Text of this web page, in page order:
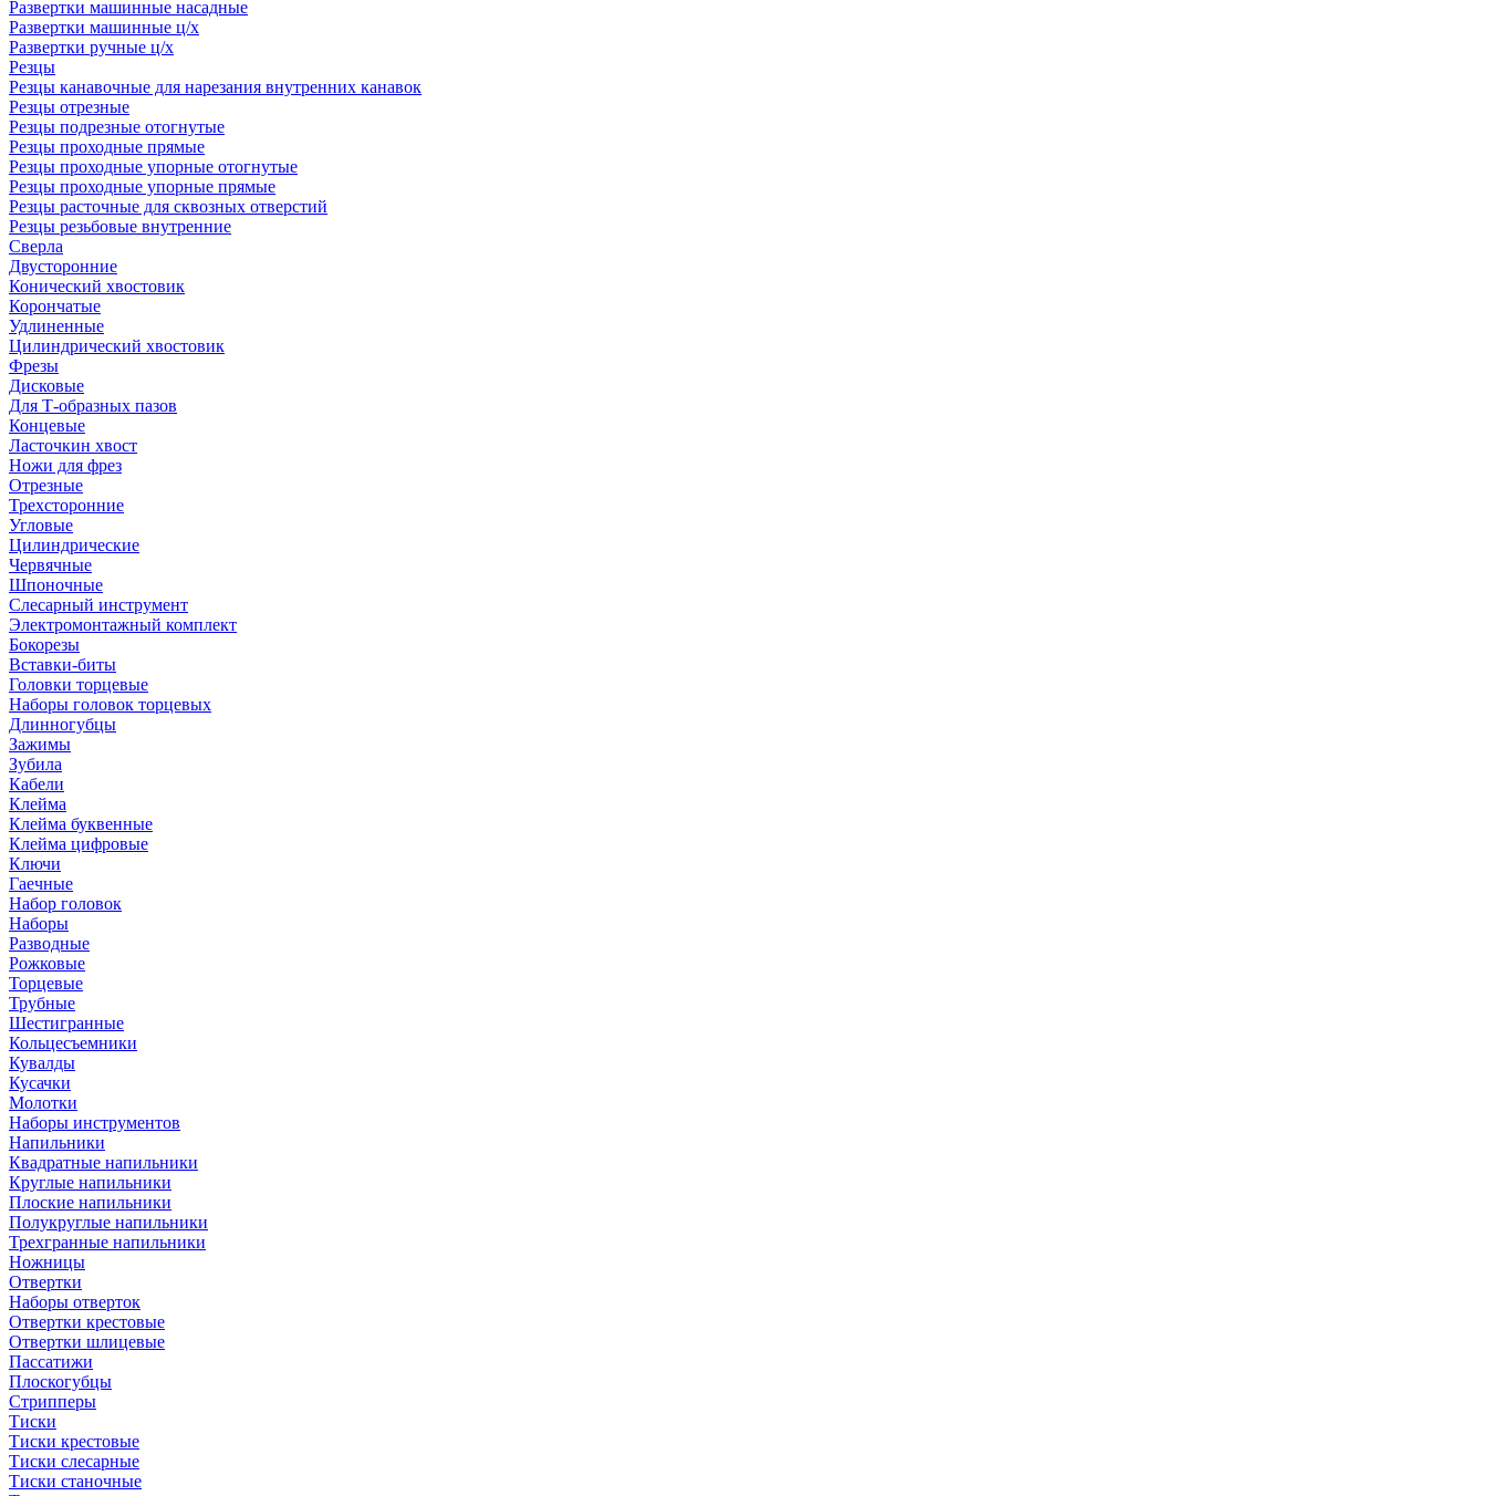
Развертки машинные насадные
Развертки машинные ц/х
Развертки ручные ц/х
Резцы
Резцы канавочные для нарезания внутренних канавок
Резцы отрезные
Резцы подрезные отогнутые
Резцы проходные прямые
Резцы проходные упорные отогнутые
Резцы проходные упорные прямые
Резцы расточные для сквозных отверстий
Резцы резьбовые внутренние
Сверла
Двусторонние
Конический хвостовик
Корончатые
Удлиненные
Цилиндрический хвостовик
Фрезы
Дисковые
Для Т-образных пазов
Концевые
Ласточкин хвост
Ножи для фрез
Отрезные
Трехсторонние
Угловые
Цилиндрические
Червячные
Шпоночные
Слесарный инструмент
Электромонтажный комплект
Бокорезы
Вставки-биты
Головки торцевые
Наборы головок торцевых
Длинногубцы
Зажимы
Зубила
Кабели
Клейма
Клейма буквенные
Клейма цифровые
Ключи
Гаечные
Набор головок
Наборы
Разводные
Рожковые
Торцевые
Трубные
Шестигранные
Кольцесъемники
Кувалды
Кусачки
Молотки
Наборы инструментов
Напильники
Квадратные напильники
Круглые напильники
Плоские напильники
Полукруглые напильники
Трехгранные напильники
Ножницы
Отвертки
Наборы отверток
Отвертки крестовые
Отвертки шлицевые
Пассатижи
Плоскогубцы
Стрипперы
Тиски
Тиски крестовые
Тиски слесарные
Тиски станочные